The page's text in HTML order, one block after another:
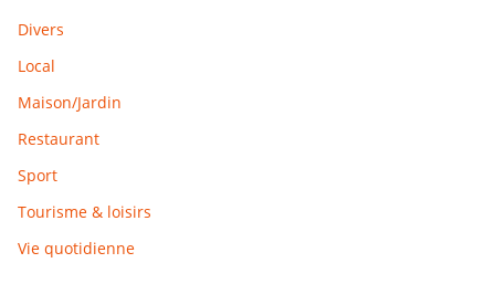
Divers
Local
Maison/Jardin
Restaurant
Sport
Tourisme & loisirs
Vie quotidienne